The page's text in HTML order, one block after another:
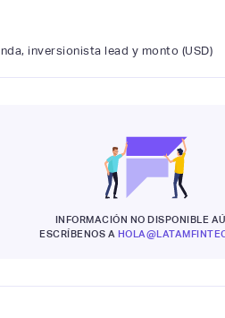
inversionista lead y monto (USD)
INFORMACIÓN NO DISPONIBLE
ESCRÍBENOS A